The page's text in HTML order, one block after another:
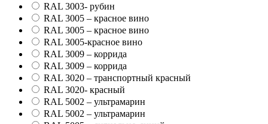
RAL 3003- рубин
RAL 3005 – красное вино
RAL 3005 – красное вино
RAL 3005-красное вино
RAL 3009 – коррида
RAL 3009 – коррида
RAL 3020 – транспортный красный
RAL 3020- красный
RAL 5002 – ультрамарин
RAL 5002 – ультрамарин